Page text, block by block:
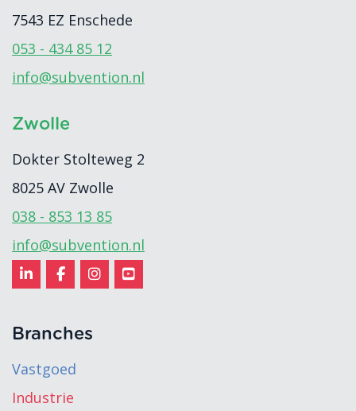
7543 EZ Enschede
053 - 434 85 12
info@subvention.nl
Zwolle
Dokter Stolteweg 2
8025 AV Zwolle
038 - 853 13 85
info@subvention.nl
Branches
Vastgoed
Industrie